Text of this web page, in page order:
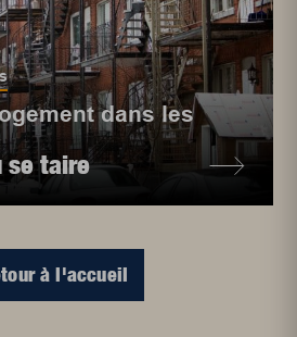
dans les
se taire
à l'accueil